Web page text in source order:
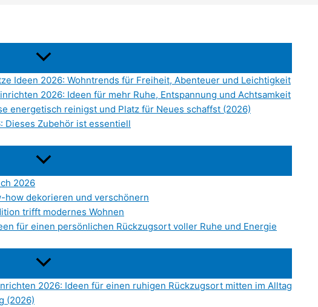
Ideen 2026: Wohntrends für Freiheit, Abenteuer und Leichtigkeit
2026: Ideen für mehr Ruhe, Entspannung und Achtsamkeit
energetisch reinigst und Platz für Neues schaffst (2026)
Dieses Zubehör ist essentiell
2026
how dekorieren und verschönern
trifft modernes Wohnen
für einen persönlichen Rückzugsort voller Ruhe und Energie
2026: Ideen für einen ruhigen Rückzugsort mitten im Alltag
(2026)